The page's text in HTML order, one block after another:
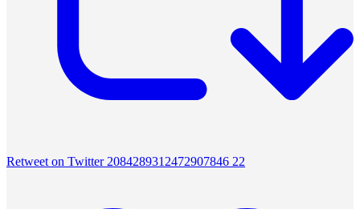
Retweet on Twitter 2084289312472907846 22